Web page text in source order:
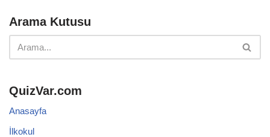
Arama Kutusu
QuizVar.com
Anasayfa
İlkokul